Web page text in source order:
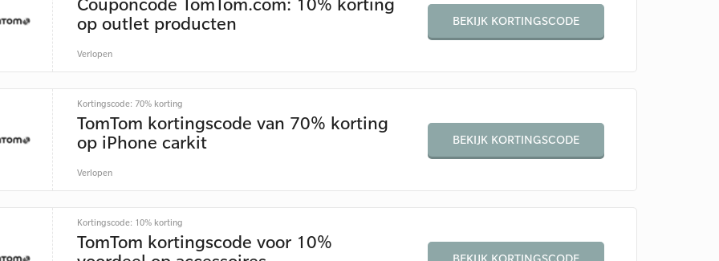
op outlet producten
Verlopen
BEKIJK KORTINGSCODE
Kortingscode: 70% korting
TomTom kortingscode van 70% korting
op iPhone carkit
Verlopen
BEKIJK KORTINGSCODE
Kortingscode: 10% korting
TomTom kortingscode voor 10%